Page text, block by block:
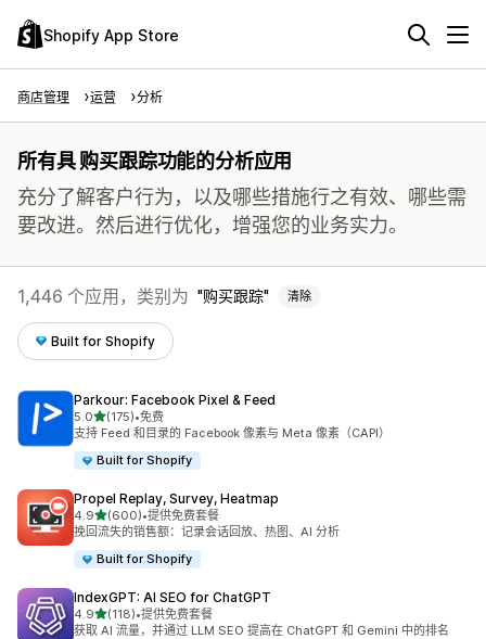
Shopify App Store
商店管理 运营 分析
所有具 购买跟踪功能的分析应用
充分了解客户行为，以及哪些措施行之有效、哪些需
要改进。然后进行优化，增强您的业务实力。
1,446 个应用，类别为 购买跟踪 清除
Built for Shopify
Parkour: Facebook Pixel & Feed
5.0星（满分 5 星）
(175)
总共 175 条评论
•免费
支持 Feed 和目录的 Facebook 像素与 Meta 像素（CAPI）
Built for Shopify
Propel Replay, Survey, Heatmap
4.9星（满分 5 星）
(600)
总共 600 条评论
•提供免费套餐
挽回流失的销售额：记录会话回放、热图、AI 分析
Built for Shopify
IndexGPT: AI SEO for ChatGPT
4.9星（满分 5 星）
(118)
总共 118 条评论
•提供免费套餐
获取 AI 流量，并通过 LLM SEO 提高在 ChatGPT 和 Gemini 中的排名